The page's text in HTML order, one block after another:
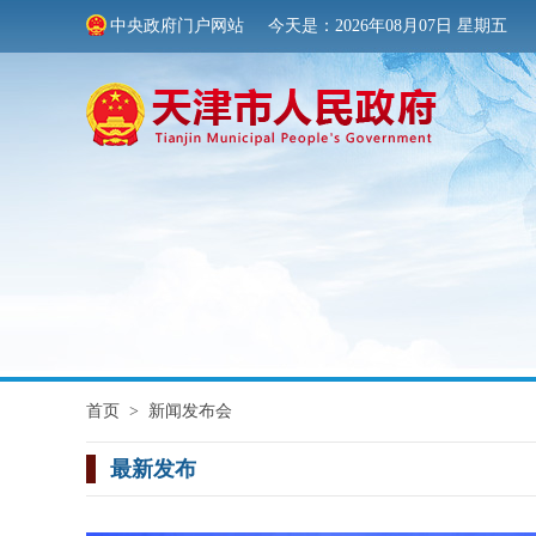
中央政府门户网站 今天是：2026年08月07日 星期五
首页 > 新闻发布会
最新发布